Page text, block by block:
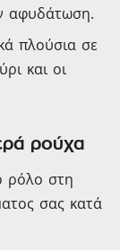
αφυδάτωση.
πλούσια σε
και οι
ρούχα
ρόλο στη
σας κατά